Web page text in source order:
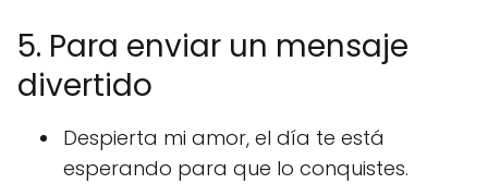
5. Para enviar un mensaje
divertido
Despierta mi amor, el día te está
esperando para que lo conquistes.